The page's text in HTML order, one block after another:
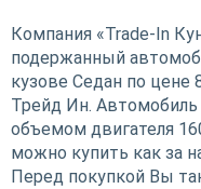
Компания «Trade-In
подержанный
кузове Седан по цене
Трейд Ин. Автомобиль
объемом двигателя
можно купить как за
Перед покупкой Вы